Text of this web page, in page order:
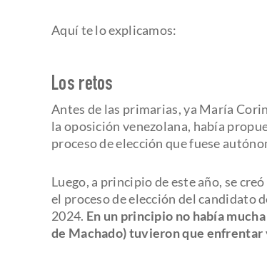
Aquí te lo explicamos:
Los retos
Antes de las primarias, ya María
la oposición venezolana, había
proceso de elección que fuese
Luego, a principio de este año, se
el proceso de elección del candidato
2024. En un principio no había
de Machado) tuvieron que enfrentar